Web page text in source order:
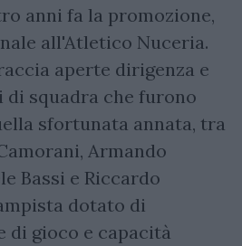
anni fa la promozione,
all'Atletico Nuceria.
aperte dirigenza e
di squadra che furono
sfortunata annata, tra
Armando
Bassi e Riccardo
dotato di
di gioco e capacità